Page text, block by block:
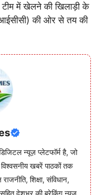
में खेलने की खिलाड़ी के
की ओर से तय की
न्यूज़ प्लेटफॉर्म है, जो
खबरें पाठकों तक
शिक्षा, संविधान,